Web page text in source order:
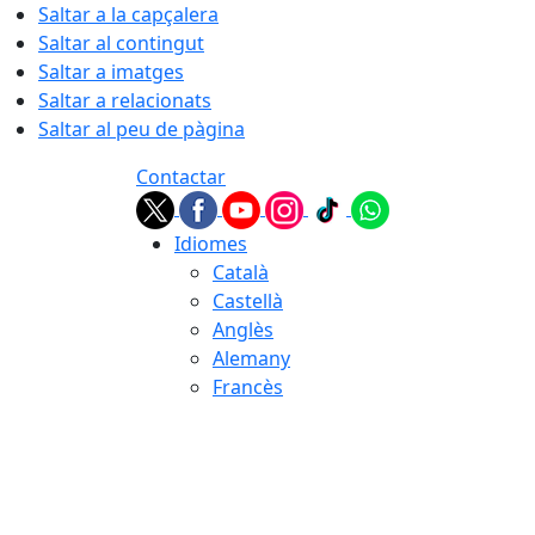
Saltar a la capçalera
Saltar al contingut
Saltar a imatges
Saltar a relacionats
Saltar al peu de pàgina
Contactar
Idiomes
Català
Castellà
Anglès
Alemany
Francès